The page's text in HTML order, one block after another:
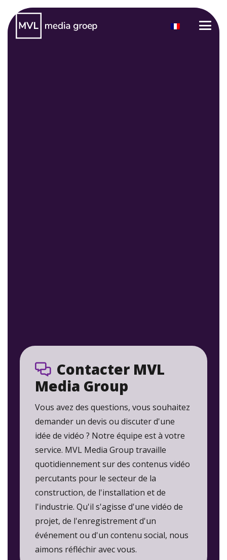
Contacter MVL
Media Group
Vous avez des questions, vous souhaitez
demander un devis ou discuter d'une
idée de vidéo ? Notre équipe est à votre
service. MVL Media Group travaille
quotidiennement sur des contenus vidéo
percutants pour le secteur de la
construction, de l'installation et de
l'industrie. Qu'il s'agisse d'une vidéo de
projet, de l'enregistrement d'un
événement ou d'un contenu social, nous
aimons réfléchir avec vous.